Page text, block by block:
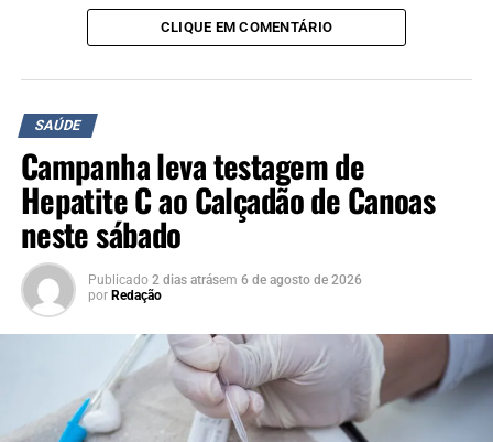
Segundo Isabela, os índices mostram avanço,
principalmente entre os meninos, mas ainda há espaço
“Com relação à vacinação
dos meninos, a gente ficava
ali na casa dos 50 ou 55%.
Já no ano passado
atingimos 79%, mas a
gente precisa continuar,
avançar”, afirmou.
Na rede pública, a vacina protege contra quatro tipos do
CLIQUE EM COMENTÁRIO
SAÚDE
Campanha leva testagem de
Hepatite C ao Calçadão de Canoas
neste sábado
Publicado 2 dias atrásem 6 de agosto de 2026
por Redação